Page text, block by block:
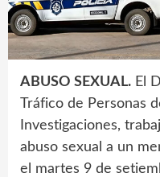
ABUSO SEXUAL. El
Tráfico de Personas
Investigaciones,
abuso sexual a un
el martes 9 de